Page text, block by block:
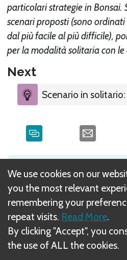
particolari strategie in Bonsai.
scenari proposti (sono
dal più facile al più difficile),
per la modalità solitaria con
Next
Scenario in
We use cookies on our
you the most relevant
remembering your
repeat visits. Read More.
By clicking "Accept", you
the use of ALL the cookies.